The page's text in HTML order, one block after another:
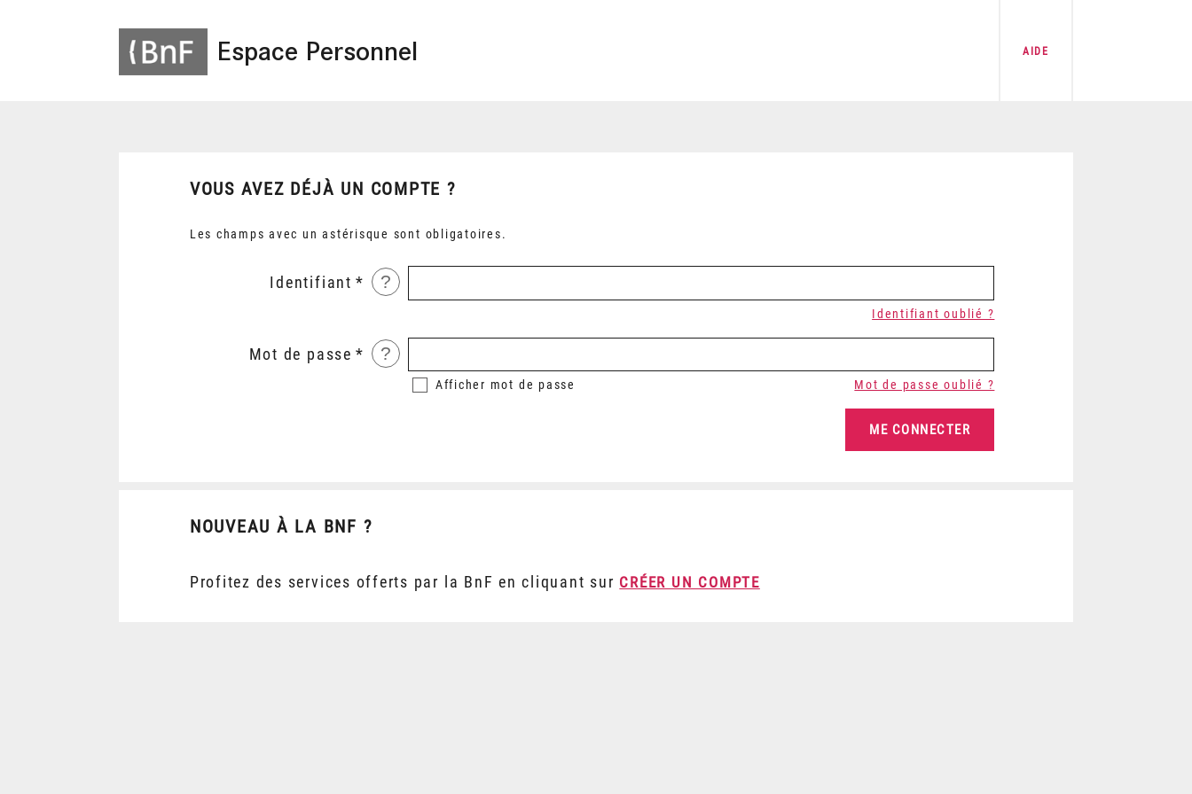
Espace Personnel AIDE
VOUS AVEZ DÉJÀ UN COMPTE ?
Les champs avec un astérisque sont obligatoires.
Identifiant ?
Identifiant oublié ?
Mot de passe ?
Afficher mot de passe Mot de passe oublié ?
NOUVEAU À LA BNF ?
Profitez des services offerts par la BnF en cliquant sur CRÉER UN COMPTE